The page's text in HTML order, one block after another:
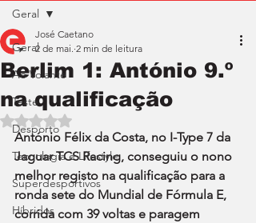
Geral
Ao Volante
Teste
Desporto
Tecnologia e Lifestyle
Superdesportivos
Híbridos
Geral
Berlim 1: António 9.º
na qualificação
José Caetano
2 de mai. 2 min de leitura
Avaliado com NaN de 5 estrelas.
António Félix da Costa, no I-Type 7 da
Jaguar TCS Racing, conseguiu o nono
melhor registo na qualificação para a
ronda sete do Mundial de Fórmula E,
corrida com 39 voltas e paragem